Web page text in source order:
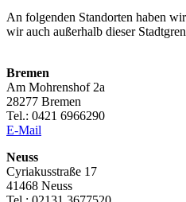
An folgenden Standorten haben
wir auch außerhalb dieser
Bremen
Am Mohrenshof 2a
28277 Bremen
Tel.: 0421 6966290
E-Mail
Neuss
Cyriakusstraße 17
41468 Neuss